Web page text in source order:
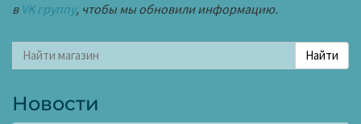
в VK группу, чтобы мы обновили информацию.
Новости